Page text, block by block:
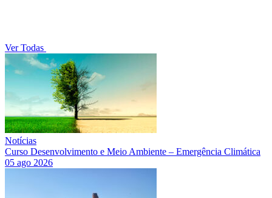
Ver Todas
Notícias
Curso Desenvolvimento e Meio Ambiente – Emergência Climática
05 ago 2026